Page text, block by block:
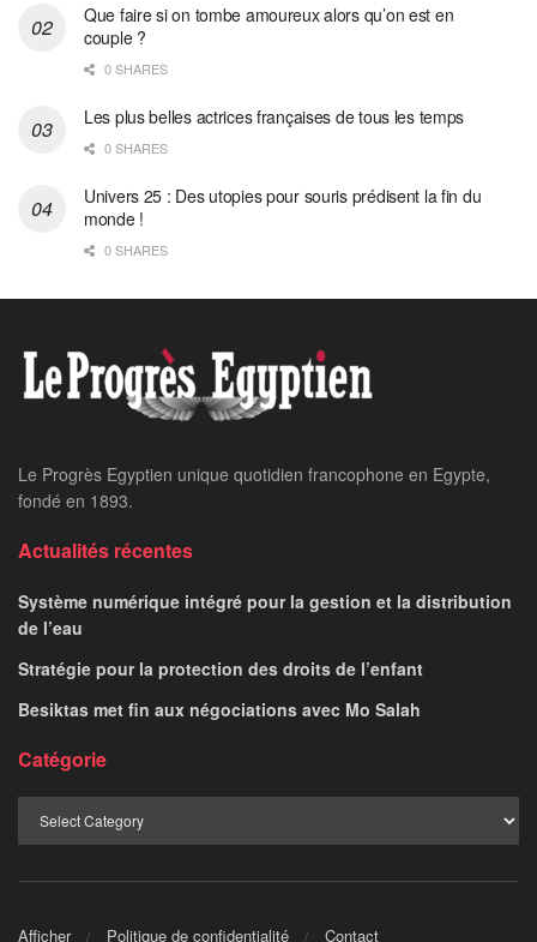
Que faire si on tombe amoureux alors qu’on est en
couple ?
0 SHARES
Les plus belles actrices françaises de tous les temps
0 SHARES
Univers 25 : Des utopies pour souris prédisent la fin du
monde !
0 SHARES
Le Progrès Egyptien unique quotidien francophone en Egypte,
fondé en 1893.
Actualités récentes
Système numérique intégré pour la gestion et la distribution
de l’eau
Stratégie pour la protection des droits de l’enfant
Besiktas met fin aux négociations avec Mo Salah
Catégorie
Afficher Politique de confidentialité Contact